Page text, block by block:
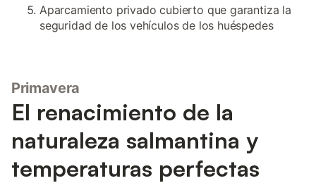
Aparcamiento privado cubierto que garantiza la
seguridad de los vehículos de los huéspedes
Primavera
El renacimiento de la
naturaleza salmantina y
temperaturas perfectas